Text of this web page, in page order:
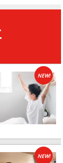
NEW!
NEW!